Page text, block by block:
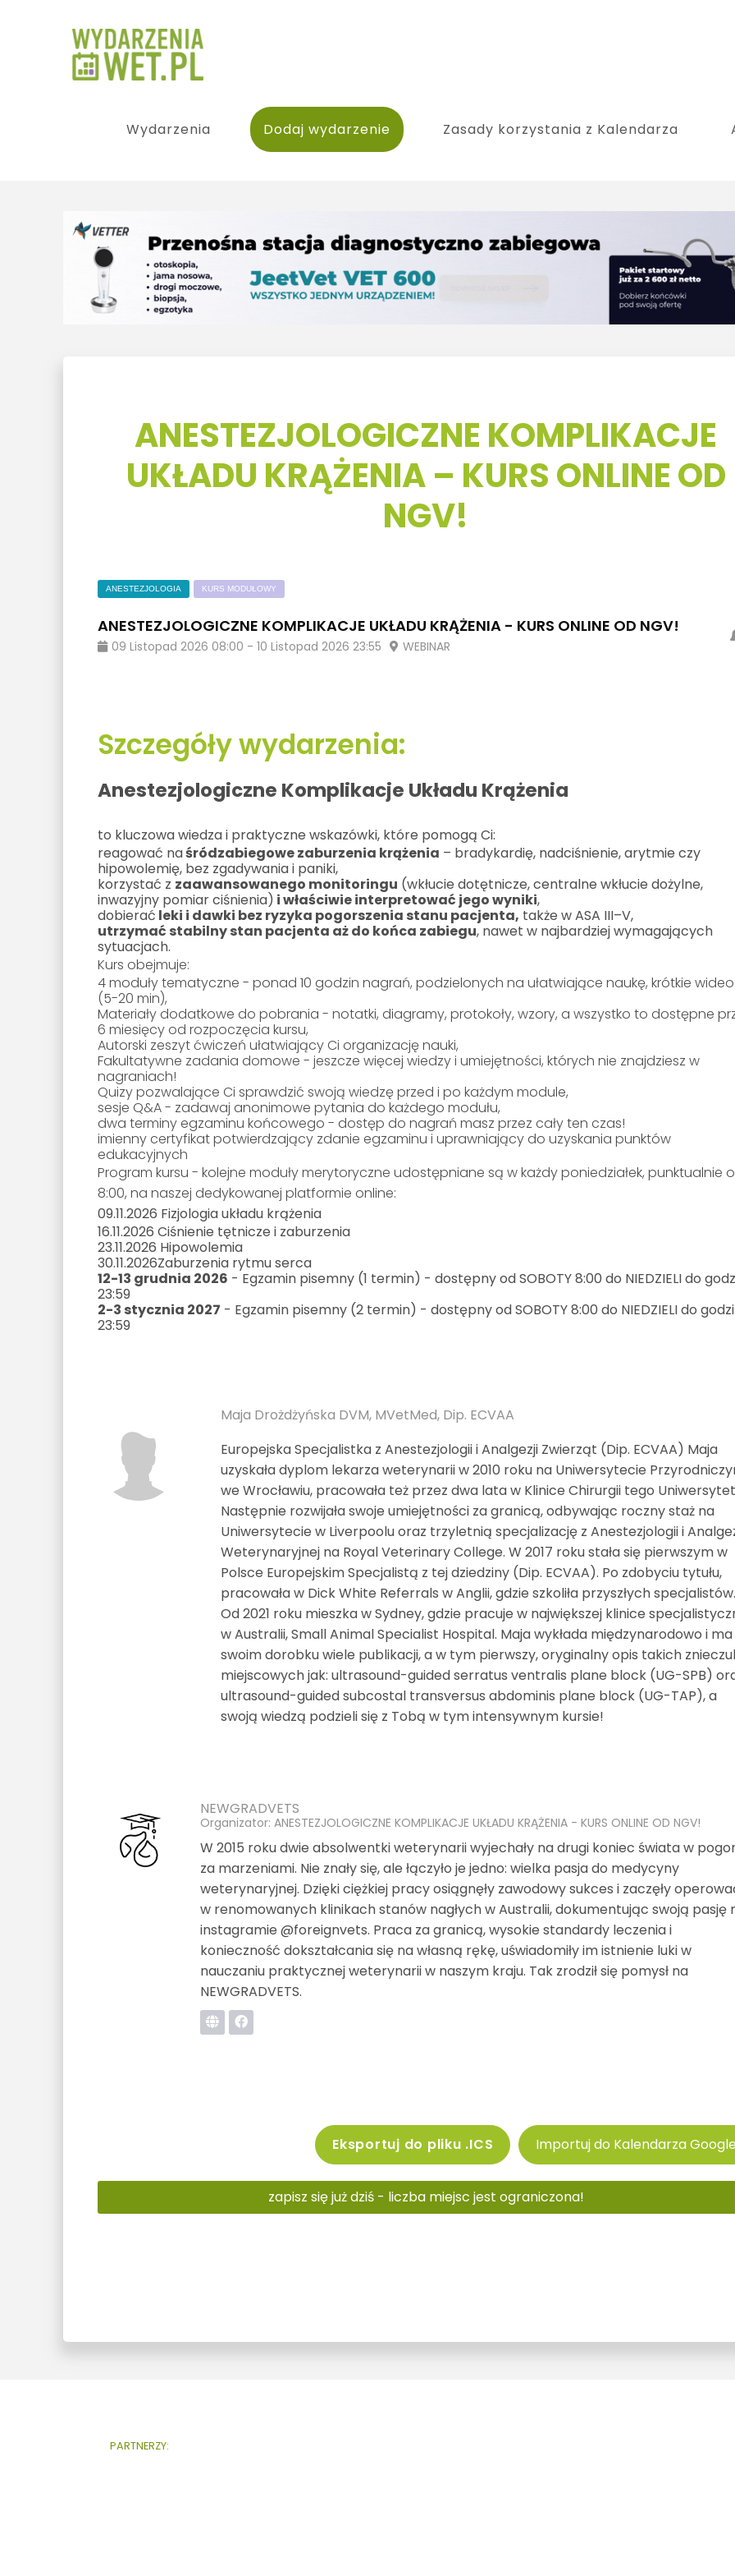
Wydarzenia Dodaj wydarzenie Zasady korzystania z Kalendarza
ANESTEZJOLOGICZNE KOMPLIKACJE
UKŁADU KRĄŻENIA – KURS ONLINE OD
NGV!
ANESTEZJOLOGIA KURS MODUŁOWY
ANESTEZJOLOGICZNE KOMPLIKACJE UKŁADU KRĄŻENIA - KURS ONLINE OD NGV!
09 Listopad 2026 08:00 -10 Listopad 2026 23:55 WEBINAR
Szczegóły wydarzenia:
Anestezjologiczne Komplikacje Układu Krążenia
to kluczowa wiedza i praktyczne wskazówki, które pomogą Ci:
reagować naśródzabiegowe zaburzenia krążenia – bradykardię, nadciśnienie, arytmie czy
hipowolemię, bez zgadywania i paniki,
korzystać z zaawansowanego monitoringu (wkłucie dotętnicze, centralne wkłucie dożylne,
inwazyjny pomiar ciśnienia) i właściwie interpretować jego wyniki,
dobierać leki i dawki bez ryzyka pogorszenia stanu pacjenta, także w ASA III–V,
utrzymać stabilny stan pacjenta aż do końca zabiegu, nawet w najbardziej wymagających
sytuacjach.
Kurs obejmuje:
4 moduły tematyczne - ponad 10 godzin nagrań, podzielonych na ułatwiające naukę, krótkie wideo
(5-20 min),
Materiały dodatkowe do pobrania - notatki, diagramy, protokoły, wzory, a wszystko to dostępne
6 miesięcy od rozpoczęcia kursu,
Autorski zeszyt ćwiczeń ułatwiający Ci organizację nauki,
Fakultatywne zadania domowe - jeszcze więcej wiedzy i umiejętności, których nie znajdziesz w
nagraniach!
Quizy pozwalające Ci sprawdzić swoją wiedzę przed i po każdym module,
sesje Q&A - zadawaj anonimowe pytania do każdego modułu,
dwa terminy egzaminu końcowego - dostęp do nagrań masz przez cały ten czas!
imienny certyfikat potwierdzający zdanie egzaminu i uprawniający do uzyskania punktów
edukacyjnych
Program kursu - kolejne moduły merytoryczne udostępniane są w każdy poniedziałek, punktualnie o
8:00, na naszej dedykowanej platformie online:
09.11.2026 Fizjologia układu krążenia
16.11.2026Ciśnienie tętnicze i zaburzenia
23.11.2026 Hipowolemia
30.11.2026Zaburzenia rytmu serca
12-13 grudnia 2026 - Egzamin pisemny (1 termin) - dostępny od SOBOTY 8:00 do NIEDZIELI do
23:59
2-3 stycznia 2027 - Egzamin pisemny (2 termin) - dostępny od SOBOTY 8:00 do NIEDZIELI do
23:59
Maja Drożdżyńska DVM, MVetMed, Dip. ECVAA
Europejska Specjalistka z Anestezjologii i Analgezji Zwierząt (Dip. ECVAA) Maja
uzyskała dyplom lekarza weterynarii w 2010 roku na Uniwersytecie
we Wrocławiu, pracowała też przez dwa lata w Klinice Chirurgii tego
Następnie rozwijała swoje umiejętności za granicą, odbywając roczny staż na
Uniwersytecie w Liverpoolu oraz trzyletnią specjalizację z Anestezjologii i
Weterynaryjnej na Royal Veterinary College. W 2017 roku stała się pierwszym w
Polsce Europejskim Specjalistą z tej dziedziny (Dip. ECVAA). Po zdobyciu tytułu,
pracowała w Dick White Referrals w Anglii, gdzie szkoliła przyszłych
Od 2021 roku mieszka w Sydney, gdzie pracuje w największej klinice
w Australii, Small Animal Specialist Hospital. Maja wykłada międzynarodowo i
swoim dorobku wiele publikacji, a w tym pierwszy, oryginalny opis takich
miejscowych jak: ultrasound-guided serratus ventralis plane block (UG-SPB)
ultrasound-guided subcostal transversus abdominis plane block (UG-TAP), a
swoją wiedzą podzieli się z Tobą w tym intensywnym kursie!
NEWGRADVETS
Organizator: ANESTEZJOLOGICZNE KOMPLIKACJE UKŁADU KRĄŻENIA - KURS ONLINE OD NGV!
W 2015 roku dwie absolwentki weterynarii wyjechały na drugi koniec świata w
za marzeniami. Nie znały się, ale łączyło je jedno: wielka pasja do medycyny
weterynaryjnej. Dzięki ciężkiej pracy osiągnęły zawodowy sukces i zaczęły
w renomowanych klinikach stanów nagłych w Australii, dokumentując swoją pasję
instagramie @foreignvets. Praca za granicą, wysokie standardy leczenia i
konieczność dokształcania się na własną rękę, uświadomiły im istnienie luki w
nauczaniu praktycznej weterynarii w naszym kraju. Tak zrodził się pomysł na
NEWGRADVETS.
Eksportuj do pliku .ICS Importuj do Kalendarza
zapisz się już dziś - liczba miejsc jest ograniczona!
PARTNERZY: